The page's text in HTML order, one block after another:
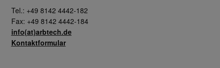
Tel.: +49 8142 4442-182
Fax: +49 8142 4442-184
info(at)arbtech.de
Kontaktformular